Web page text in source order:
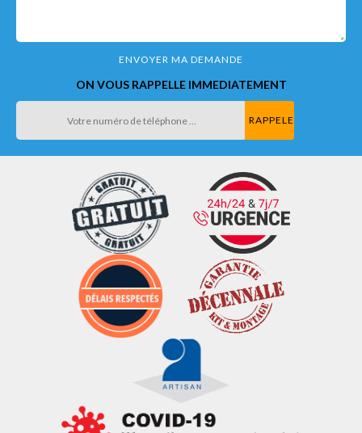
ON VOUS RAPPELLE IMMEDIATEMENT